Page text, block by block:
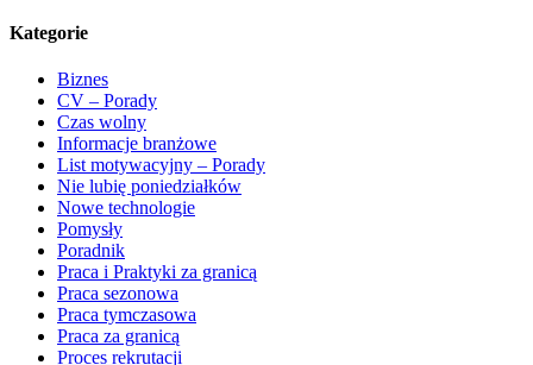
Kategorie
Biznes
CV – Porady
Czas wolny
Informacje branżowe
List motywacyjny – Porady
Nie lubię poniedziałków
Nowe technologie
Pomysły
Poradnik
Praca i Praktyki za granicą
Praca sezonowa
Praca tymczasowa
Praca za granicą
Proces rekrutacji